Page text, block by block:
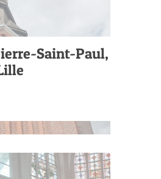
Saint-Paul,